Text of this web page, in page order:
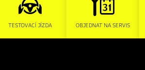
TESTOVACÍ JÍZDA OBJEDNAT NA SERVIS